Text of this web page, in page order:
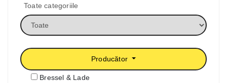
Toate categoriile
Producător
Bressel & Lade